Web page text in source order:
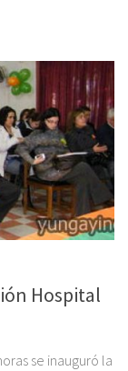
Hospital
se inauguró la